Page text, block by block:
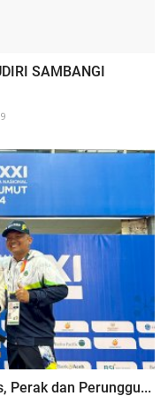
SAMBANGI
Perak dan Perunggu...